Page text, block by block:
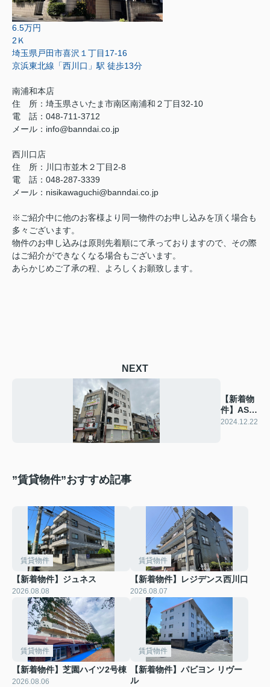
6.5万円
2Ｋ
埼玉県戸田市喜沢１丁目17-16
京浜東北線「西川口」駅 徒歩13分
南浦和本店
住 所： 埼玉県さいたま市南区南浦和２丁目32-10
電 話：048-711-3712
メール： info@banndai.co.jp
西川口店
住 所： 川口市並木２丁目2-8
電 話：048-287-3339
メール ： nisikawaguchi@banndai.co.jp
※ご紹介中に他のお客様より同一物件のお申し込みを頂く場合も
多々ございます。
物件のお申し込みは原則先着順にて承っておりますので、その際
はご紹介ができなくなる場合もございます。
あらかじめご了承の程、よろしくお願致します。
NEXT
【新着物
件】ASS
ビル
2024.12.22
”賃貸物件”おすすめ記事
賃貸物件
【新着物件】ジュネス
2026.08.08
賃貸物件
【新着物件】レジデンス西川口
2026.08.07
賃貸物件
【新着物件】芝園ハイツ2号棟
2026.08.06
賃貸物件
【新着物件】パビヨン リヴー
ル